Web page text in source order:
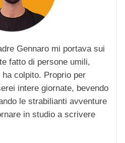
Gennaro mi portava sui
fatto di persone umili,
colpito. Proprio per
intere giornate, bevendo
le strabilianti avventure
in studio a scrivere